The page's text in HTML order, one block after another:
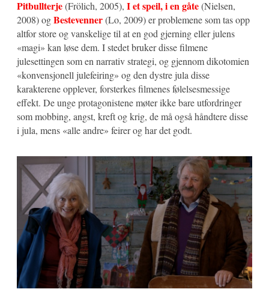
Pitbullterje(Frölich, 2005), I et speil, i en gåte(Nielsen,
2008) ogBestevenner(Lo, 2009) er problemene som tas opp
altfor store og vanskelige til at en god gjerning eller julens
«magi» kan løse dem. I stedet bruker disse filmene
julesettingen som en narrativ strategi, og gjennom dikotomien
«konvensjonell julefeiring» og den dystre jula disse
karakterene opplever, forsterkes filmenes følelsesmessige
effekt. De unge protagonistene møter ikke bare utfordringer
som mobbing, angst, kreft og krig, de må også håndtere disse
i jula, mens «alle andre» feirer og har det godt.